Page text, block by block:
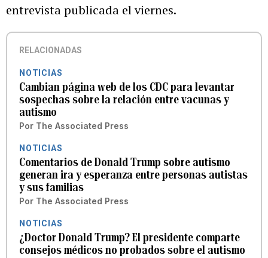
entrevista publicada el viernes.
RELACIONADAS
NOTICIAS
Cambian página web de los CDC para levantar
sospechas sobre la relación entre vacunas y
autismo
Por The Associated Press
NOTICIAS
Comentarios de Donald Trump sobre autismo
generan ira y esperanza entre personas autistas
y sus familias
Por The Associated Press
NOTICIAS
¿Doctor Donald Trump? El presidente comparte
consejos médicos no probados sobre el autismo